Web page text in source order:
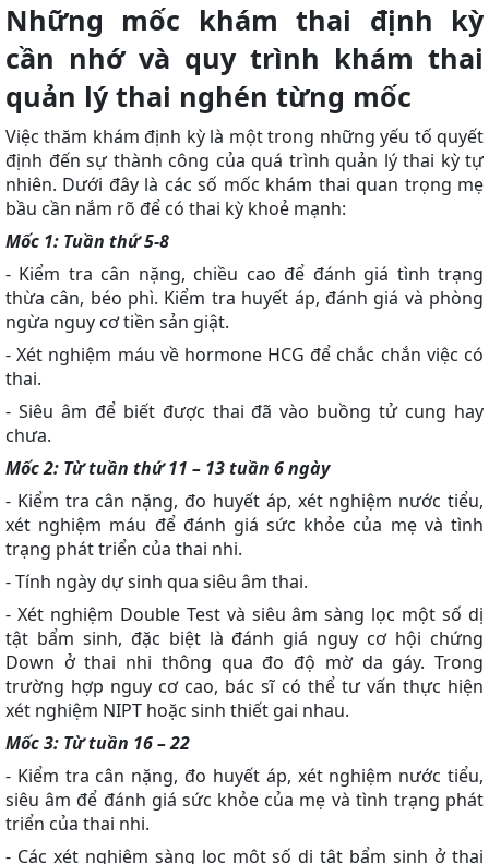
Những mốc khám thai định kỳ
cần nhớ và quy trình khám thai
quản lý thai nghén từng mốc
Việc thăm khám định kỳ là một trong những yếu tố quyết
định đến sự thành công của quá trình quản lý thai kỳ tự
nhiên. Dưới đây là các số mốc khám thai quan trọng mẹ
bầu cần nắm rõ để có thai kỳ khoẻ mạnh:
Mốc 1: Tuần thứ 5-8
- Kiểm tra cân nặng, chiều cao để đánh giá tình trạng
thừa cân, béo phì. Kiểm tra huyết áp, đánh giá và phòng
ngừa nguy cơ tiền sản giật.
- Xét nghiệm máu về hormone HCG để chắc chắn việc có
thai.
- Siêu âm để biết được thai đã vào buồng tử cung hay
chưa.
Mốc 2: Từ tuần thứ 11 – 13 tuần 6 ngày
- Kiểm tra cân nặng, đo huyết áp, xét nghiệm nước tiểu,
xét nghiệm máu để đánh giá sức khỏe của mẹ và tình
trạng phát triển của thai nhi.
- Tính ngày dự sinh qua siêu âm thai.
- Xét nghiệm Double Test và siêu âm sàng lọc một số dị
tật bẩm sinh, đặc biệt là đánh giá nguy cơ hội chứng
Down ở thai nhi thông qua đo độ mờ da gáy. Trong
trường hợp nguy cơ cao, bác sĩ có thể tư vấn thực hiện
xét nghiệm NIPT hoặc sinh thiết gai nhau.
Mốc 3: Từ tuần 16 – 22
- Kiểm tra cân nặng, đo huyết áp, xét nghiệm nước tiểu,
siêu âm để đánh giá sức khỏe của mẹ và tình trạng phát
triển của thai nhi.
- Các xét nghiệm sàng lọc một số dị tật bẩm sinh ở thai